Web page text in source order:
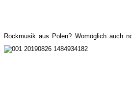
Rockmusik aus Polen? Womöglich auch